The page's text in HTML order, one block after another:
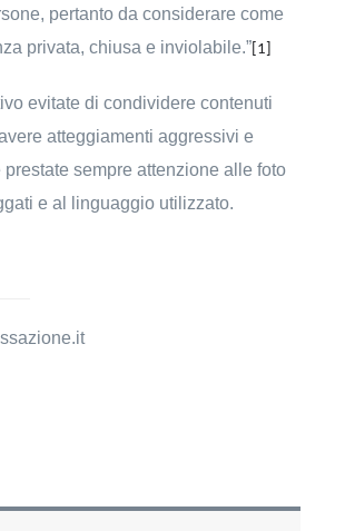
pertanto da considerare come
privata, chiusa e inviolabile.” [1]
evitate di condividere contenuti
atteggiamenti aggressivi e
sempre attenzione alle foto
e al linguaggio utilizzato.